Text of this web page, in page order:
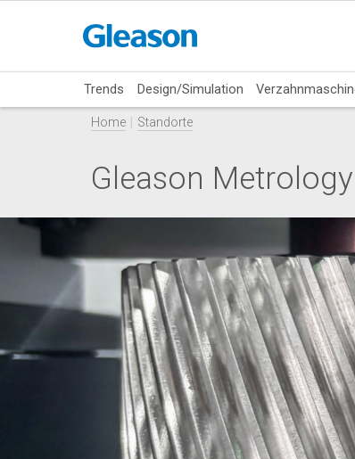
Trends Design/Simulation
Home Standorte
Gleason